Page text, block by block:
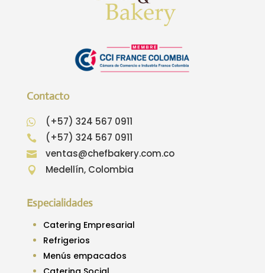
Contacto
 (+57) 324 567 0911
 (+57) 324 567 0911
 ventas@chefbakery.com.co
 Medellín, Colombia
Especialidades
Catering Empresarial
Refrigerios
Menús empacados